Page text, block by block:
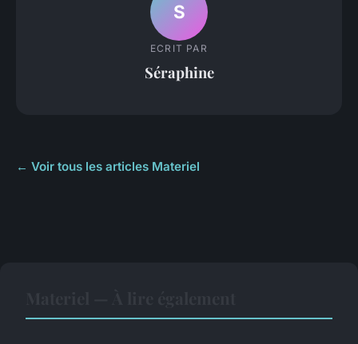
S
ECRIT PAR
Séraphine
← Voir tous les articles Materiel